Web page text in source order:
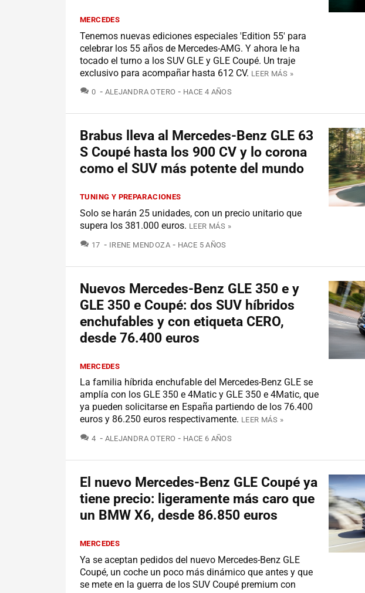
MERCEDES
Tenemos nuevas ediciones especiales 'Edition 55' para
celebrar los 55 años de Mercedes-AMG. Y ahora le ha
tocado el turno a los SUV GLE y GLE Coupé. Un traje
exclusivo para acompañar hasta 612 CV. LEER MÁS »
0 COMENTARIOS
ALEJANDRA OTERO HACE 4 AÑOS
Brabus lleva al Mercedes-Benz GLE 63
S Coupé hasta los 900 CV y lo corona
como el SUV más potente del mundo
TUNING Y PREPARACIONES
Solo se harán 25 unidades, con un precio unitario que
supera los 381.000 euros. LEER MÁS »
17 COMENTARIOS
IRENE MENDOZA HACE 5 AÑOS
Nuevos Mercedes-Benz GLE 350 e y
GLE 350 e Coupé: dos SUV híbridos
enchufables y con etiqueta CERO,
desde 76.400 euros
MERCEDES
La familia híbrida enchufable del Mercedes-Benz GLE se
amplía con los GLE 350 e 4Matic y GLE 350 e 4Matic, que
ya pueden solicitarse en España partiendo de los 76.400
euros y 86.250 euros respectivamente. LEER MÁS »
4 COMENTARIOS
ALEJANDRA OTERO HACE 6 AÑOS
El nuevo Mercedes-Benz GLE Coupé ya
tiene precio: ligeramente más caro que
un BMW X6, desde 86.850 euros
MERCEDES
Ya se aceptan pedidos del nuevo Mercedes-Benz GLE
Coupé, un coche un poco más dinámico que antes y que
se mete en la guerra de los SUV Coupé premium con